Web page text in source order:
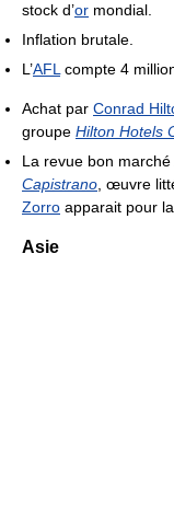
stock d’or mondial.
Inflation brutale.
L’AFLcompte 4
Achat par Conrad
groupe Hilton Hotels
La revue bon marché
Capistrano, œuvre
Zorro apparait pour
Asie